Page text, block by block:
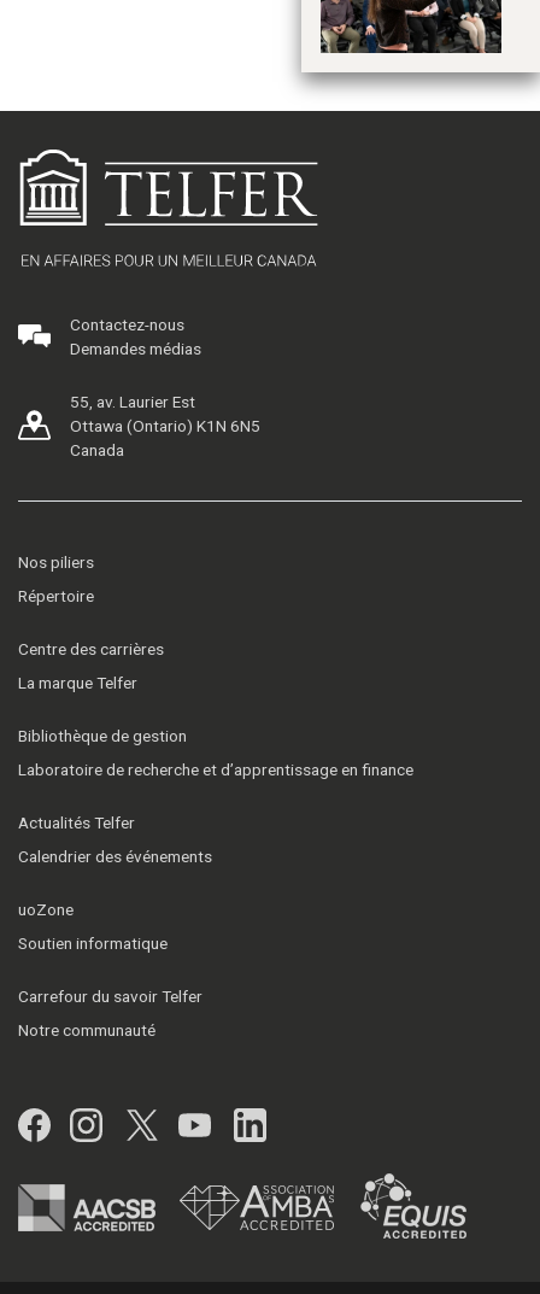
Contactez-nous
Demandes médias
55, av. Laurier Est
Ottawa (Ontario) K1N 6N5
Canada
Nos piliers
Répertoire
Centre des carrières
La marque Telfer
Bibliothèque de gestion
Laboratoire de recherche et d’apprentissage en finance
Actualités Telfer
Calendrier des événements
uoZone
Soutien informatique
Carrefour du savoir Telfer
Notre communauté
Facebook
Instagram
Twitter
YouTubeLinkedIn